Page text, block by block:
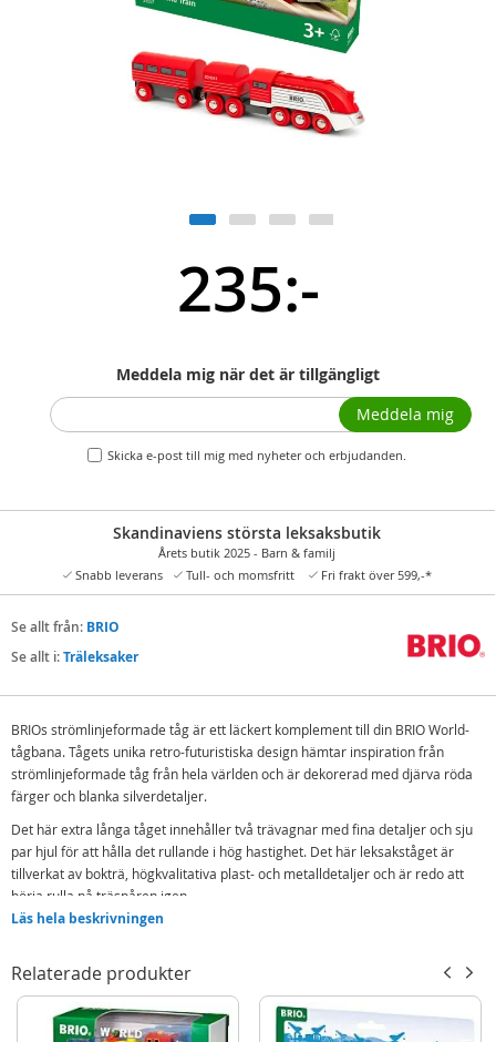
235:-
Meddela mig när det är tillgängligt
Skicka e-post till mig med nyheter och erbjudanden.
Meddela mig
Skandinaviens största leksaksbutik
Årets butik 2025 - Barn & familj
Snabb leverans
Tull- och momsfritt Fri frakt över 599,-*
Se allt från: BRIO
Se allt i:Träleksaker
BRIOs strömlinjeformade tåg är ett läckert komplement till din BRIO World-
tågbana. Tågets unika retro-futuristiska design hämtar inspiration från
strömlinjeformade tåg från hela världen och är dekorerad med djärva röda
färger och blanka silverdetaljer.
Det här extra långa tåget innehåller två trävagnar med fina detaljer och sju
par hjul för att hålla det rullande i hög hastighet. Det här leksakståget är
tillverkat av bokträ, högkvalitativa plast- och metalldetaljer och är redo att
börja rulla på träspåren igen.
Tåget kan kopplas ihop med andra fordon och tåg från BRIO World med hjälp
sig om sina omgivningar på ett roligt sätt, samtidigt som de också utvecklar
sin finmotorik.
Innehåll:
Läs hela beskrivningen
Relaterade produkter